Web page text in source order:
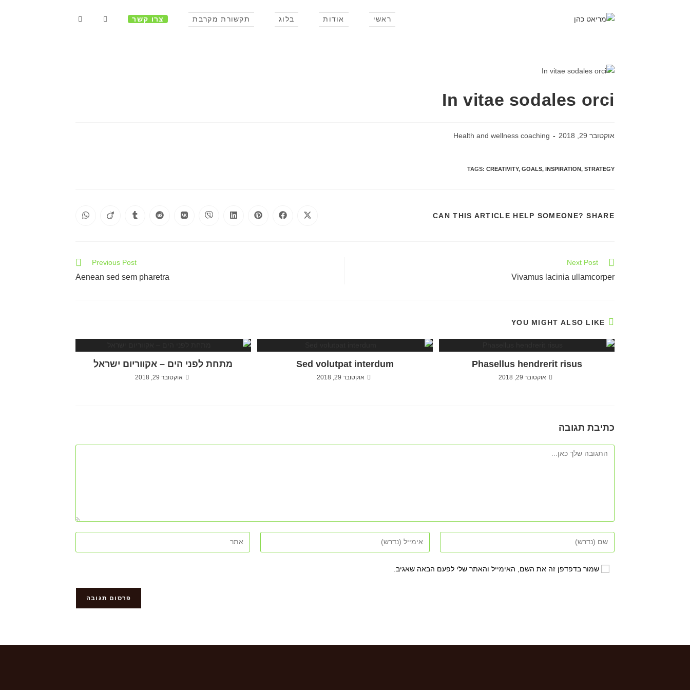
ראשי אודות בלוג תקשורת מקרבת צרו קשר
In vitae sodales orci
אוקטובר 29, 2018 Health and wellness coaching
TAGS: CREATIVITY, GOALS, INSPIRATION, STRATEGY
CAN THIS ARTICLE HELP SOMEONE? SHARE
Previous Post
Aenean sed sem pharetra
Next Post
Vivamus lacinia ullamcorper
YOU MIGHT ALSO LIKE
מתחת לפני הים – אקווריום ישראל
אוקטובר 29, 2018
Sed volutpat interdum
אוקטובר 29, 2018
Phasellus hendrerit risus
אוקטובר 29, 2018
כתיבת תגובה
שמור בדפדפן זה את השם, האימייל והאתר שלי לפעם הבאה שאגיב.